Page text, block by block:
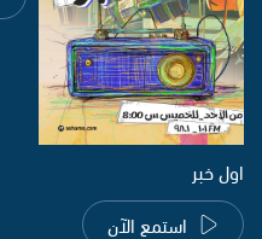
اول خبر
استمع الآن